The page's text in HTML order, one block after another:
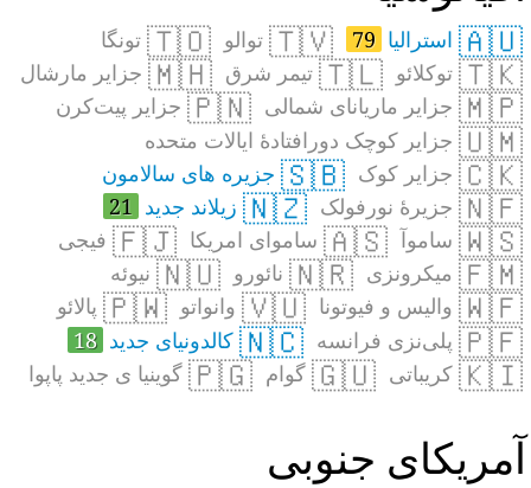
🇦🇺استرالیا 79
🇹🇻توالو 🇹🇴تونگا
🇹🇰توکلائو 🇹🇱تیمر شرق 🇲🇭جزایر مارشال
🇲🇵جزایر ماریانای شمالی 🇵🇳جزایر پیت‌کرن
🇺🇲جزایر کوچک دورافتادهٔ ایالات متحده
🇨🇰جزایر کوک 🇸🇧جزیره های سالامون
🇳🇫جزیرهٔ نورفولک 🇳🇿زیلاند جدید 21
🇼🇸ساموآ 🇦🇸ساموای امریکا 🇫🇯فیجی
🇫🇲میکرونزی 🇳🇷نائورو 🇳🇺نیوئه
🇼🇫والیس و فیوتونا 🇻🇺وانواتو 🇵🇼پالائو
🇵🇫پلی‌نزی فرانسه 🇳🇨کالدونیای جدید 18
🇰🇮کریباتی 🇬🇺گوام 🇵🇬گوینیا ی جدید پاپوا
آمریکای جنوبی